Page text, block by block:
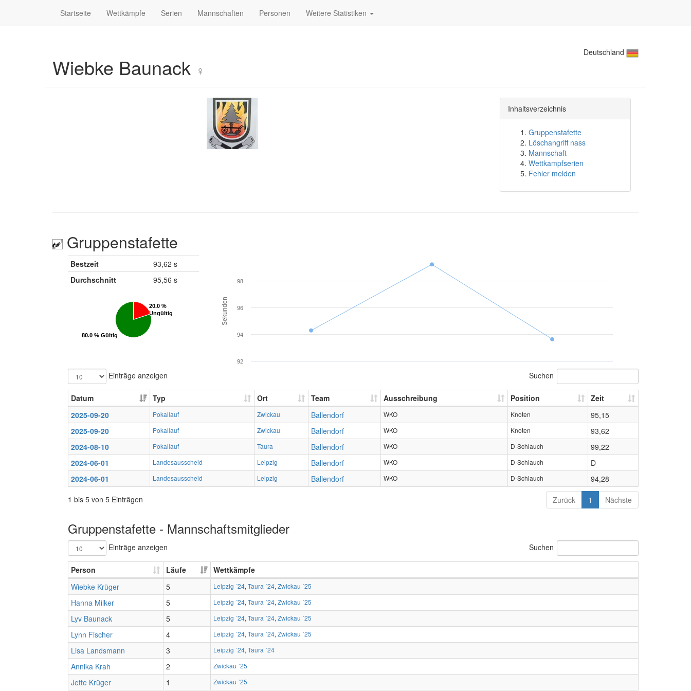
Startseite Wettkämpfe Serien Mannschaften Personen Weitere Statistiken
Deutschland
Wiebke Baunack ♀
Inhaltsverzeichnis
Gruppenstafette
Löschangriff nass
Mannschaft
Wettkampfserien
Fehler melden
Gruppenstafette
Bestzeit
93,62 s
Durchschnitt
95,56 s
20.0 %
Ungültig
20.0 %
Ungültig
80.0 % Gültig
80.0 % Gültig
Sekunden
92
94
96
98
Einträge anzeigen Suchen
Datum Typ Ort Team Ausschreibung Position
Zeit
2025-09-20
Pokallauf Zwickau Ballendorf WKO Knoten
95,15
2025-09-20
Pokallauf Zwickau Ballendorf WKO Knoten
93,62
2024-08-10
Pokallauf Taura Ballendorf WKO D-Schlauch
99,22
2024-06-01
Landesausscheid Leipzig Ballendorf WKO D-Schlauch
D
2024-06-01
Landesausscheid Leipzig Ballendorf WKO D-Schlauch
94,28
1 bis 5 von 5 Einträgen
Zurück 1 Nächste
Gruppenstafette - Mannschaftsmitglieder
Einträge anzeigen Suchen
Person Läufe
Wettkämpfe
Wiebke Krüger
5 Leipzig ´24, Taura ´24, Zwickau ´25
Hanna Milker 5 Leipzig ´24, Taura ´24, Zwickau ´25
Lyv Baunack 5 Leipzig ´24, Taura ´24, Zwickau ´25
Lynn Fischer 4 Leipzig ´24, Taura ´24, Zwickau ´25
Lisa Landsmann 3 Leipzig ´24, Taura ´24
Annika Krah 2 Zwickau ´25
Jette Krüger 1 Zwickau ´25